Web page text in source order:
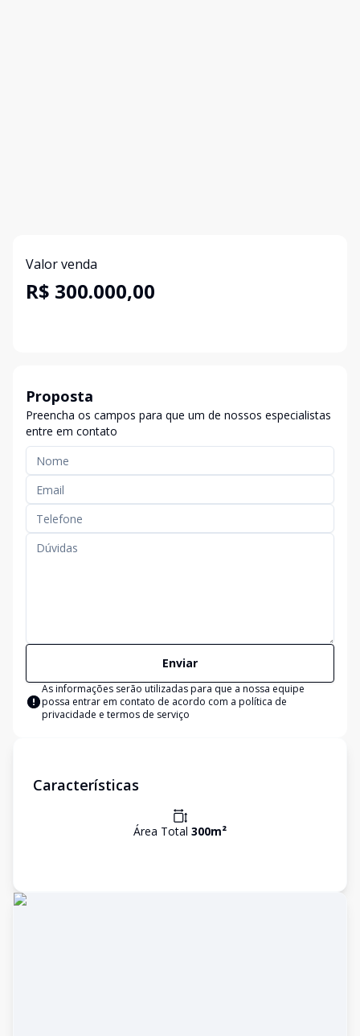
Valor venda
R$ 300.000,00
Proposta
Preencha os campos para que um de nossos especialistas
entre em contato
Enviar
As informações serão utilizadas para que a nossa equipe
possa entrar em contato de acordo com a política de
privacidade e termos de serviço
Características
Área Total 300m²